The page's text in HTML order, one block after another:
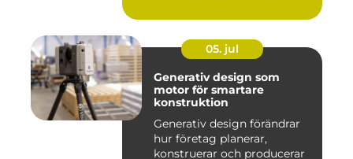
05. jul
Generativ design som
motor för smartare
konstruktion
Generativ design förändrar
hur företag planerar,
konstruerar och producerar